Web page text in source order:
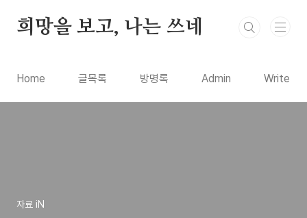
희망을 보고, 나는 쓰네
Home 글목록 방명록 Admin Write
자료 iN